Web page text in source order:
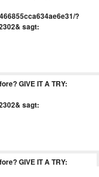
?
sagt:
GIVE IT A TRY:
sagt:
GIVE IT A TRY: